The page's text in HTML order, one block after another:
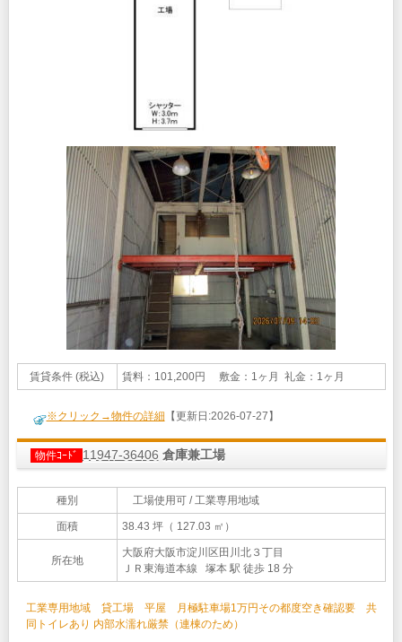
賃貸条件 (税込) 賃料：101,200円 敷金：1ヶ月 礼金：1ヶ月
※クリック→物件の詳細 【更新日:2026-07-27】
物件ｺｰﾄﾞ 11947-36406 倉庫兼工場
種別 工場使用可 / 工業専用地域
面積 38.43 坪（ 127.03 ㎡）
所在地
大阪府大阪市淀川区田川北３丁目
ＪＲ東海道本線 塚本 駅 徒歩 18 分
工業専用地域 貸工場 平屋 月極駐車場1万円その都度空き確認要 共
同トイレあり 内部水濡れ厳禁（連棟のため）